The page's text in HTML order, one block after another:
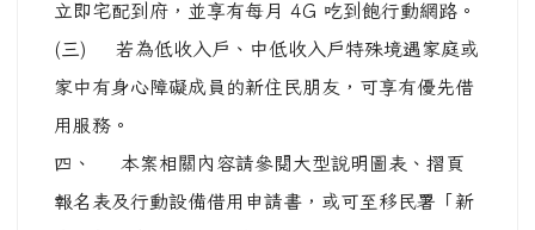
立即宅配到府，並享有每月 4G 吃到飽行動網路。
(三) 若為低收入戶、中低收入戶特殊境遇家庭或
家中有身心障礙成員的新住民朋友，可享有優先借
用服務。
四、 本案相關內容請參閱大型說明圖表、摺頁
報名表及行動設備借用申請書，或可至移民署「新